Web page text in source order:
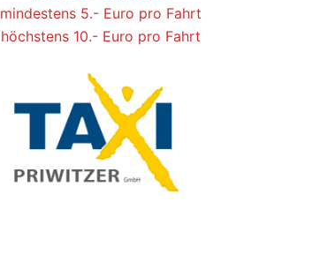
mindestens 5.- Euro pro Fahrt
höchstens 10.- Euro pro Fahrt